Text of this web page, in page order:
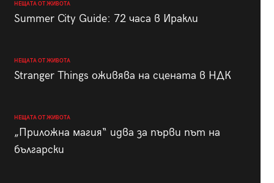
НЕЩАТА ОТ ЖИВОТА
Summer City Guide: 72 часа в Иракли
НЕЩАТА ОТ ЖИВОТА
Stranger Things оживява на сцената в НДК
НЕЩАТА ОТ ЖИВОТА
„Приложна магия“ идва за първи път на
български